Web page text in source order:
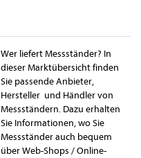
Wer liefert Messständer? In
dieser Marktübersicht finden
Sie passende Anbieter,
Hersteller und Händler von
Messständern. Dazu erhalten
Sie Informationen, wo Sie
Messständer auch bequem
über Web-Shops / Online-